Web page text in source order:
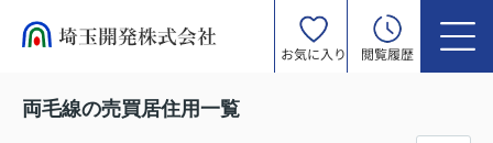
お気に入り 閲覧履歴
両毛線の売買居住用一覧